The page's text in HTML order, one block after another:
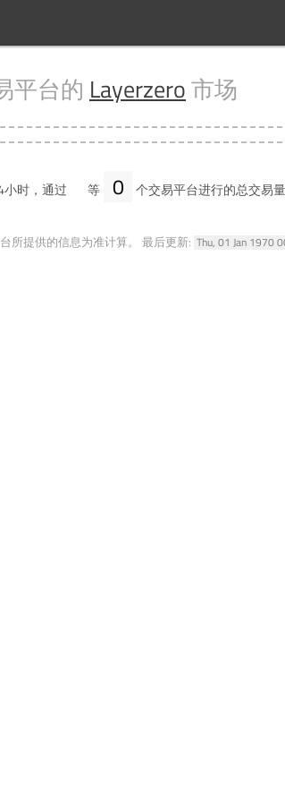
平台的 Layerzero市场
时，通过 等 0 个交易平台进行的总交易
所提供的信息为准计算。 最后更新: Thu, 01 Jan 1970